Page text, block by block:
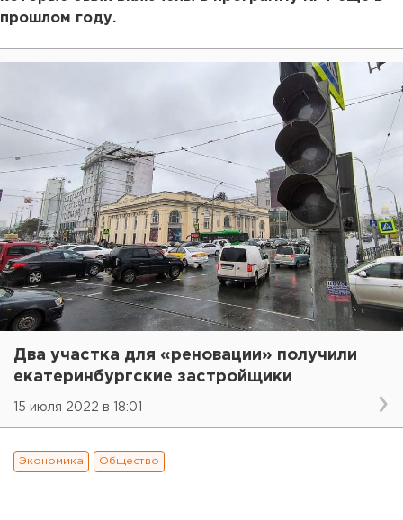
прошлом году.
Два участка для «реновации» получили
екатеринбургские застройщики
15 июля 2022 в 18:01
Экономика Общество